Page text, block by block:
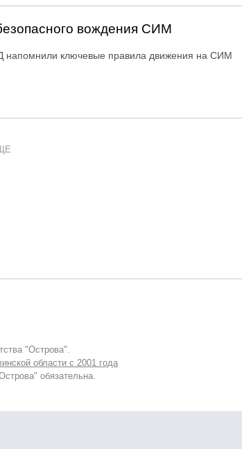
вождения СИМ
напомнили ключевые правила движения на СИМ
"Острова".
области с 2001 года
обязательна.